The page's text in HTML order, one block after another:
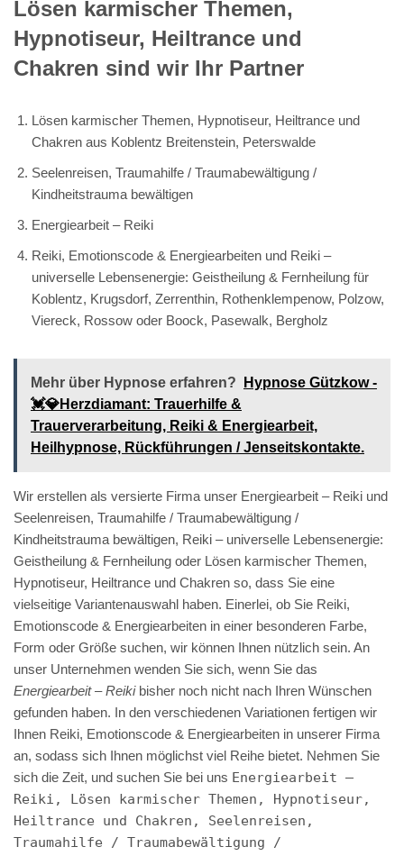
Lösen karmischer Themen,
Hypnotiseur, Heiltrance und
Chakren sind wir Ihr Partner
Lösen karmischer Themen, Hypnotiseur, Heiltrance und
Chakren aus Koblentz Breitenstein, Peterswalde
Seelenreisen, Traumahilfe / Traumabewältigung /
Kindheitstrauma bewältigen
Energiearbeit – Reiki
Reiki, Emotionscode & Energiearbeiten und Reiki –
universelle Lebensenergie: Geistheilung & Fernheilung für
Koblentz, Krugsdorf, Zerrenthin, Rothenklempenow, Polzow,
Viereck, Rossow oder Boock, Pasewalk, Bergholz
Mehr über Hypnose erfahren?
Hypnose Gützkow -
💓️💎Herzdiamant: Trauerhilfe &
Trauerverarbeitung, Reiki & Energiearbeit,
Heilhypnose, Rückführungen / Jenseitskontakte.
Wir erstellen als versierte Firma unser Energiearbeit – Reiki und
Seelenreisen, Traumahilfe / Traumabewältigung /
Kindheitstrauma bewältigen, Reiki – universelle Lebensenergie:
Geistheilung & Fernheilung oder Lösen karmischer Themen,
Hypnotiseur, Heiltrance und Chakren so, dass Sie eine
vielseitige Variantenauswahl haben. Einerlei, ob Sie Reiki,
Emotionscode & Energiearbeiten in einer besonderen Farbe,
Form oder Größe suchen, wir können Ihnen nützlich sein. An
unser Unternehmen wenden Sie sich, wenn Sie das
Energiearbeit – Reikibisher noch nicht nach Ihren Wünschen
gefunden haben. In den verschiedenen Variationen fertigen wir
Ihnen Reiki, Emotionscode & Energiearbeiten in unserer Firma
an, sodass sich Ihnen möglichst viel Reihe bietet. Nehmen Sie
sich die Zeit, und suchen Sie bei uns Energiearbeit –
Reiki, Lösen karmischer Themen, Hypnotiseur,
Heiltrance und Chakren, Seelenreisen,
Traumahilfe / Traumabewältigung /